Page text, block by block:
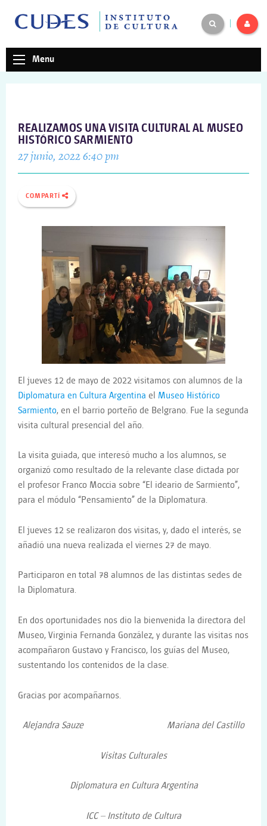
Menu
REALIZAMOS UNA VISITA CULTURAL AL MUSEO
HISTÓRICO SARMIENTO
27 junio, 2022 6:40 pm
COMPARTÍ
El jueves 12 de mayo de 2022 visitamos con alumnos de la
Diplomatura en Cultura Argentina el Museo Histórico
Sarmiento, en el barrio porteño de Belgrano. Fue la segunda
visita cultural presencial del año.
La visita guiada, que interesó mucho a los alumnos, se
organizó como resultado de la relevante clase dictada por
el profesor Franco Moccia sobre “El ideario de Sarmiento”,
para el módulo “Pensamiento” de la Diplomatura.
El jueves 12 se realizaron dos visitas, y, dado el interés, se
añadió una nueva realizada el viernes 27 de mayo.
Participaron en total 78 alumnos de las distintas sedes de
la Diplomatura.
En dos oportunidades nos dio la bienvenida la directora del
Museo, Virginia Fernanda González, y durante las visitas nos
acompañaron Gustavo y Francisco, los guías del Museo,
sustentando los contenidos de la clase.
Gracias por acompañarnos.
Alejandra Sauze Mariana del Castillo
Visitas Culturales
Diplomatura en Cultura Argentina
ICC – Instituto de Cultura